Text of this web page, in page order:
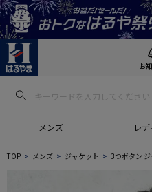
お
メンズ レ
TOP メンズ ジャケット 3つボタン